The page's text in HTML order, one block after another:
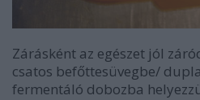
Zárásként az egészet jól
csatos befőttesüvegbe/
fermentáló dobozba